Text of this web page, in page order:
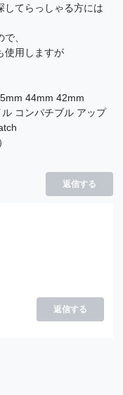
してらっしゃる方には
、
使用しますが
44mm 42mm
コンパチブル アップ
返信する
返信する